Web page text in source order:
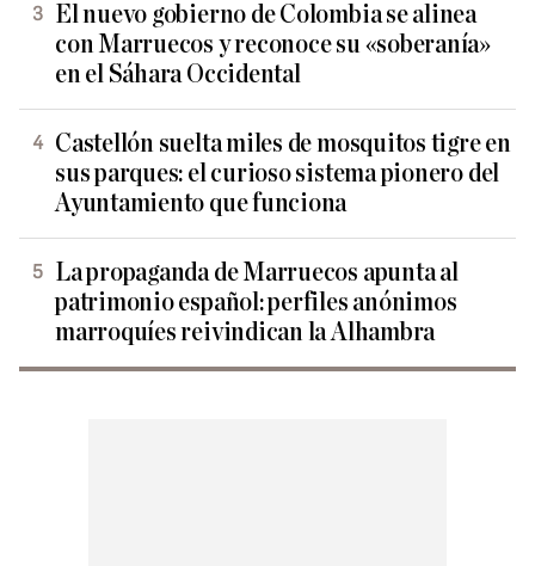
El nuevo gobierno de Colombia se alinea
con Marruecos y reconoce su «soberanía»
en el Sáhara Occidental
Castellón suelta miles de mosquitos tigre en
sus parques: el curioso sistema pionero del
Ayuntamiento que funciona
La propaganda de Marruecos apunta al
patrimonio español: perfiles anónimos
marroquíes reivindican la Alhambra